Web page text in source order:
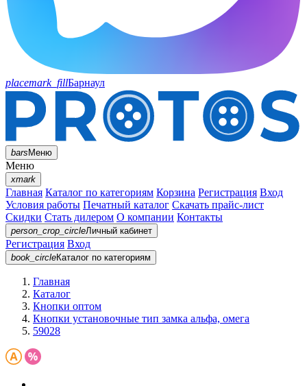
placemark_fillБарнаул
barsМеню
Меню
xmark
Главная Каталог по категориям Корзина Регистрация Вход
Условия работы Печатный каталог Скачать прайс-лист
Скидки Стать дилером О компании Контакты
person_crop_circleЛичный кабинет
Регистрация Вход
book_circleКаталог по категориям
Главная
Каталог
Кнопки оптом
Кнопки установочные тип замка альфа, омега
59028